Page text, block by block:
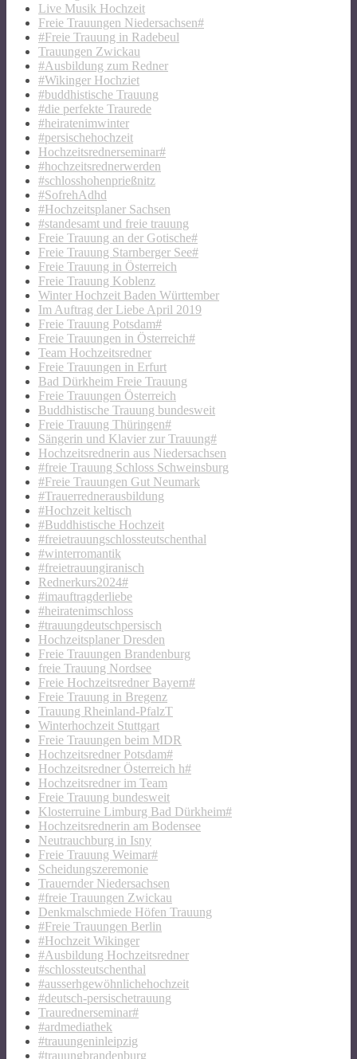
Live Musik Hochzeit
Freie Trauungen Niedersachsen#
#Freie Trauung in Radebeul
Trauungen Zwickau
#Ausbildung zum Redner
#Wikinger Hochziet
#buddhistische Trauung
#die perfekte Traurede
#heiratenimwinter
#persischehochzeit
Hochzeitsrednerseminar#
#hochzeitsrednerwerden
#schlosshohenprießnitz
#SofrehAdhd
#Hochzeitsplaner Sachsen
#standesamt und freie trauung
Freie Trauung an der Gotische#
Freie Trauung Starnberger See#
Freie Trauung in Österreich
Freie Trauung Koblenz
Winter Hochzeit Baden Württember
Im Auftrag der Liebe April 2019
Freie Trauung Potsdam#
Freie Trauungen in Österreich#
Team Hochzeitsredner
Freie Trauungen in Erfurt
Bad Dürkheim Freie Trauung
Freie Trauungen Österreich
Buddhistische Trauung bundesweit
Freie Trauung Thüringen#
Sängerin und Klavier zur Trauung#
Hochzeitsrednerin aus Niedersachsen
#freie Trauung Schloss Schweinsburg
#Freie Trauungen Gut Neumark
#Trauerrednerausbildung
#Hochzeit keltisch
#Buddhistische Hochzeit
#freietrauungschlossteutschenthal
#winterromantik
#freietrauungiranisch
Rednerkurs2024#
#imauftragderliebe
#heiratenimschloss
#trauungdeutschpersisch
Hochzeitsplaner Dresden
Freie Trauungen Brandenburg
freie Trauung Nordsee
Freie Hochzeitsredner Bayern#
Freie Trauung in Bregenz
Trauung Rheinland-PfalzT
Winterhochzeit Stuttgart
Freie Trauungen beim MDR
Hochzeitsredner Potsdam#
Hochzeitsredner Österreich h#
Hochzeitsredner im Team
Freie Trauung bundesweit
Klosterruine Limburg Bad Dürkheim#
Hochzeitsrednerin am Bodensee
Neutrauchburg in Isny
Freie Trauung Weimar#
Scheidungszeremonie
Trauernder Niedersachsen
#freie Trauungen Zwickau
Denkmalschmiede Höfen Trauung
#Freie Trauungen Berlin
#Hochzeit Wikinger
#Ausbildung Hochzeitsredner
#schlossteutschenthal
#ausserhgewöhnlichehochzeit
#deutsch-persischetrauung
Traurednerseminar#
#ardmediathek
#trauungeninleipzig
#trauungbrandenburg